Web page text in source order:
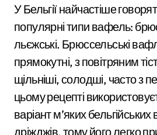
У Бельгії найчастіше
популярні типи вафель:
льєжські. Брюссельські
прямокутні, з повітряним
щільніші, солодші, часто з
цьому рецепті
варіант м’яких
дріжджів, тому його легко